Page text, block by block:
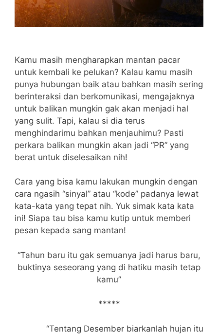
Kamu masih mengharapkan mantan pacar
untuk kembali ke pelukan? Kalau kamu masih
punya hubungan baik atau bahkan masih sering
berinteraksi dan berkomunikasi, mengajaknya
untuk balikan mungkin gak akan menjadi hal
yang sulit. Tapi, kalau si dia terus
menghindarimu bahkan menjauhimu? Pasti
perkara balikan mungkin akan jadi “PR” yang
berat untuk diselesaikan nih!
Cara yang bisa kamu lakukan mungkin dengan
cara ngasih “sinyal” atau “kode” padanya lewat
kata-kata yang tepat nih. Yuk simak kata kata
ini! Siapa tau bisa kamu kutip untuk memberi
pesan kepada sang mantan!
“Tahun baru itu gak semuanya jadi harus baru,
buktinya seseorang yang di hatiku masih tetap
kamu”
*****
“Tentang Desember biarkanlah hujan itu